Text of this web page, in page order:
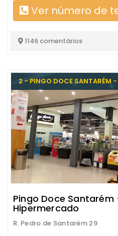
Ver número de
1146 comentários
2 - PINGO DOCE SANTARÉM
Pingo Doce
Hipermercado
R. Pedro de Santarém 29